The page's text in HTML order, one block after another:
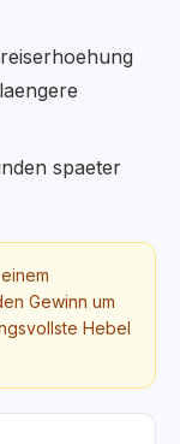
spaeter
Gewinn um
Hebel